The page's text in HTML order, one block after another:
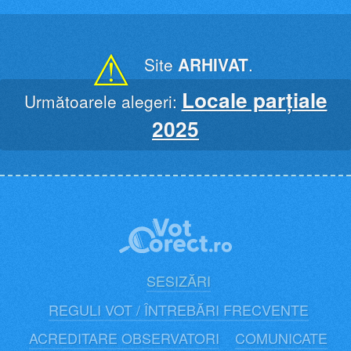
⚠ Site ARHIVAT.
Următoarele alegeri: Locale parțiale
2025
SESIZĂRI
REGULI VOT / ÎNTREBĂRI FRECVENTE
ACREDITARE OBSERVATORI
COMUNICATE